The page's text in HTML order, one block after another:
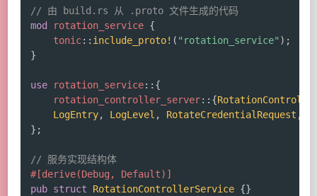
// 由 build.rs 从 .proto 文件生成的代码
mod
rotation_service {
tonic:: include_proto! ( "rotation_service" ) ;
}
use rotation_service:: {
rotation_controller_server:: {
LogEntry, LogLevel , RotateCredentialRequest ,
} ;
// 服务实现结构体
#[derive(Debug, Default)]
pub struct RotationControllerService {}